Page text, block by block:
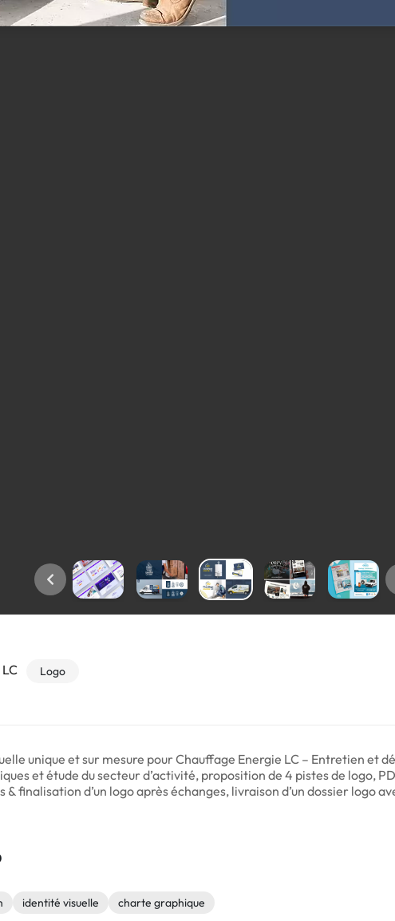
Logo
unique et sur mesure pour Chauffage Energie LC – Entretien et
et étude du secteur d’activité, proposition de 4 pistes de logo,
finalisation d’un logo après échanges, livraison d’un dossier logo
identité visuelle charte graphique